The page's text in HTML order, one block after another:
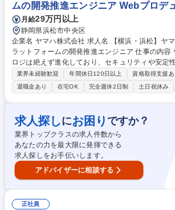
ムの開発推進エンジニア Webプロデ
月給29万円以上
静岡県浜松市中央区
企業名 ヤマハ株式会社 求人名 【横浜・浜松】ヤマハグローバルウェブプ
ラットフォームの開発推進エンジニア 仕事の内容 ウェブに関するテクノ
ロジは絶えず進化しており、セキュリティや安定
の技術動向やトレンドを適切に取り入れ、継続的
運用していくことをお任せいたします。 【■具体的には】◎ヤマハグロー
バルウェブプラットフォームの機能追加・改善企
テム群の改善企画、担当プロジェクトの推進◎社
共同業務◎対象となるITシステム群：CMS (RWS
(Akamai)、各種デジタルマーケティングツール、各種
【横浜・浜松】ヤマハグローバルウェブプラット
ジニア
業界未経験歓迎 年間休日120日以上 資格取得支援あ
退職金あり
在宅OK 完全週休2日制 土日祝休み
求人探しにお困り ですか？
業界トップクラスの求人件数から
あなたの力を最大限に発揮できる
求人探しをお手伝いします。
アドバイザーに相談する
正社員